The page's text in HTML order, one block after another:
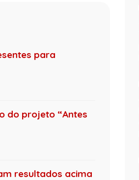
para
do projeto “Antes
resultados acima